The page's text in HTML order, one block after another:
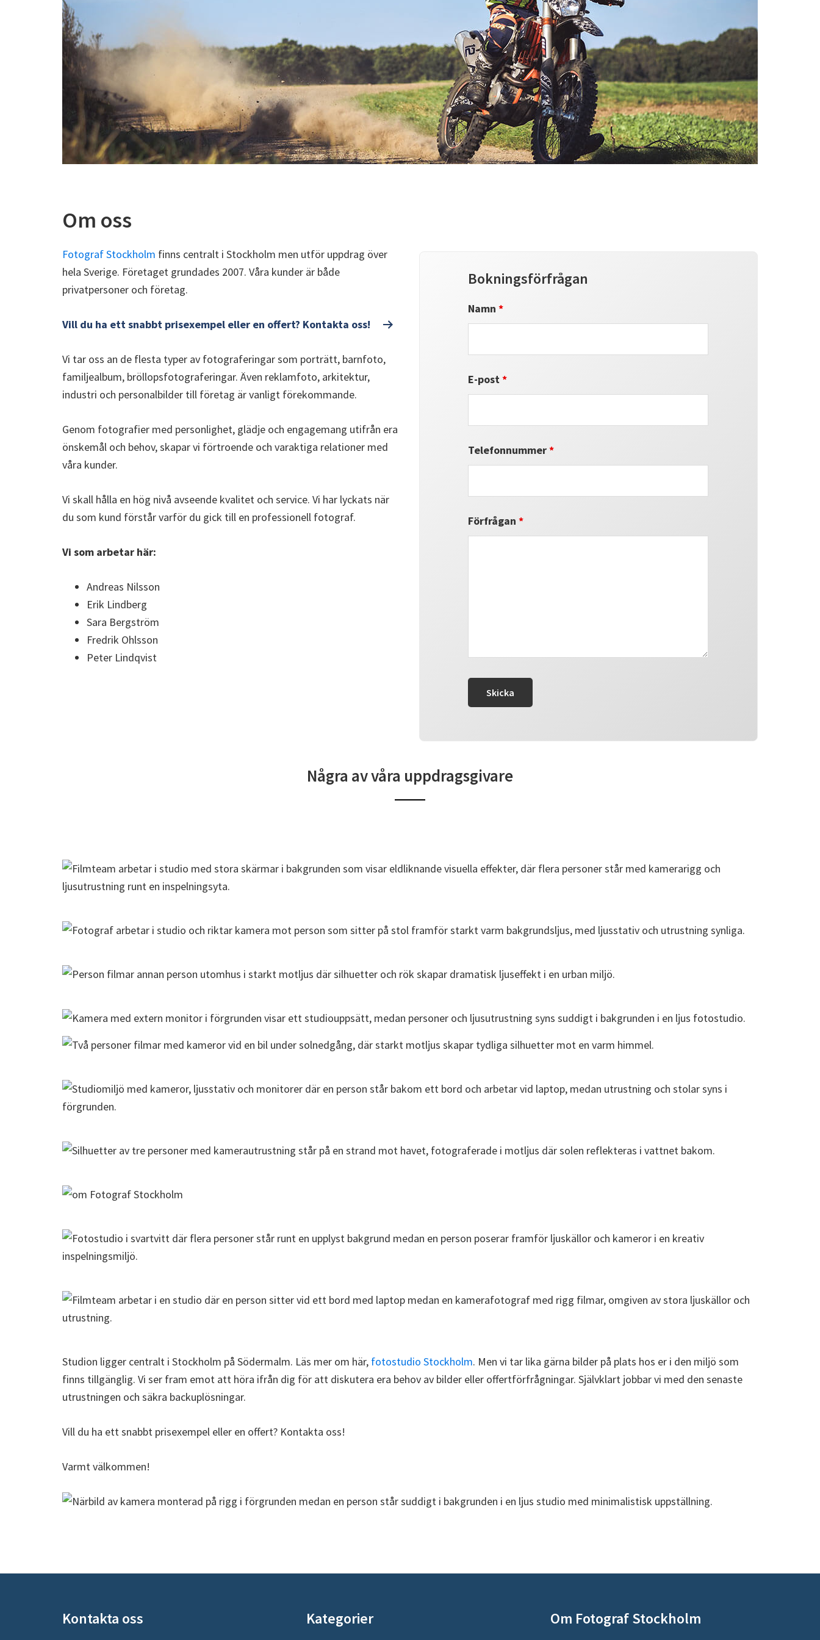
Om oss
Fotograf Stockholm finns centralt i Stockholm men utför uppdrag över
hela Sverige. Företaget grundades 2007. Våra kunder är både
privatpersoner och företag.
Vill du ha ett snabbt prisexempel eller en offert? Kontakta oss!
Vi tar oss an de flesta typer av fotograferingar som porträtt, barnfoto,
familjealbum, bröllopsfotograferingar. Även reklamfoto, arkitektur,
industri och personalbilder till företag är vanligt förekommande.
Genom fotografier med personlighet, glädje och engagemang utifrån era
önskemål och behov, skapar vi förtroende och varaktiga relationer med
våra kunder.
Vi skall hålla en hög nivå avseende kvalitet och service. Vi har lyckats när
du som kund förstår varför du gick till en professionell fotograf.
Vi som arbetar här:
Andreas Nilsson
Erik Lindberg
Sara Bergström
Fredrik Ohlsson
Peter Lindqvist
Bokningsförfrågan
Namn*
E-post*
Telefonnummer*
Förfrågan*
Några av våra uppdragsgivare
Studion ligger centralt i Stockholm på Södermalm. Läs mer om här, fotostudio Stockholm. Men vi tar lika gärna bilder på plats hos er i den miljö som
finns tillgänglig. Vi ser fram emot att höra ifrån dig för att diskutera era behov av bilder eller offertförfrågningar. Självklart jobbar vi med den senaste
utrustningen och säkra backuplösningar.
Vill du ha ett snabbt prisexempel eller en offert? Kontakta oss!
Varmt välkommen!
Kontakta oss Kategorier Om Fotograf Stockholm